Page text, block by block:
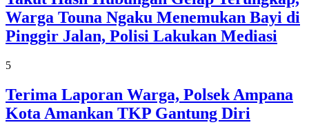
Warga Touna Ngaku Menemukan Bayi di
Pinggir Jalan, Polisi Lakukan Mediasi
5
Terima Laporan Warga, Polsek Ampana
Kota Amankan TKP Gantung Diri